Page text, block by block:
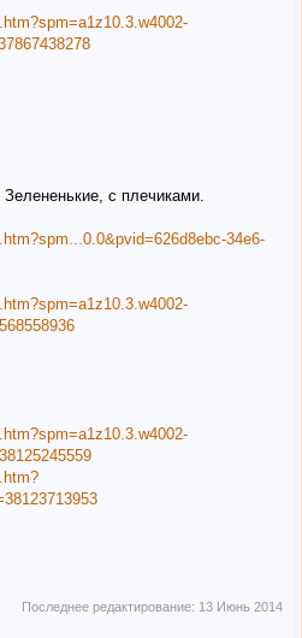
с плечиками.
34e6-
Последнее редактирование: 13 Июнь 2014